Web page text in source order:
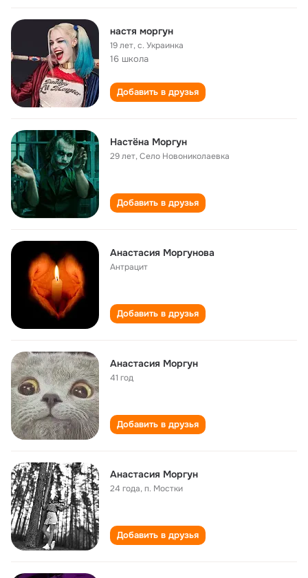
настя моргун
19 лет,с. Украинка
16 школа
Добавить в друзья
Настёна Моргун
29 лет,Село Новониколаевка
Добавить в друзья
Анастасия Моргунова
Антрацит
Добавить в друзья
Анастасия Моргун
41 год
Добавить в друзья
Анастасия Моргун
24 года,п. Мостки
Добавить в друзья